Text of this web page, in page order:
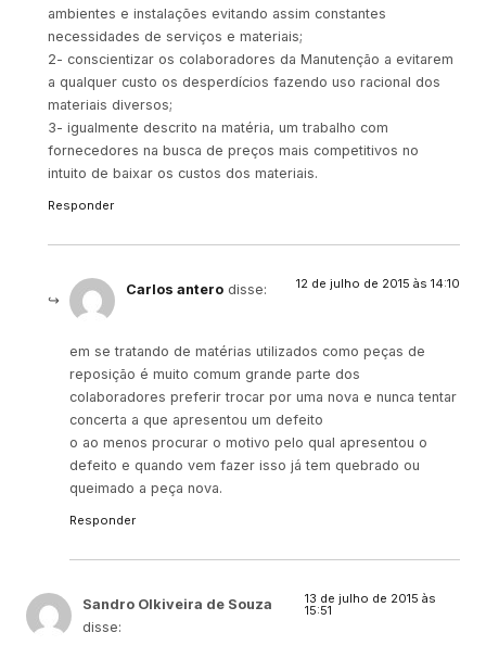
ambientes e instalações evitando assim constantes
necessidades de serviços e materiais;
2- conscientizar os colaboradores da Manutenção a evitarem
a qualquer custo os desperdícios fazendo uso racional dos
materiais diversos;
3- igualmente descrito na matéria, um trabalho com
fornecedores na busca de preços mais competitivos no
intuito de baixar os custos dos materiais.
Responder
Carlos antero disse: 12 de julho de 2015 às 14:10
em se tratando de matérias utilizados como peças de
reposição é muito comum grande parte dos
colaboradores preferir trocar por uma nova e nunca tentar
concerta a que apresentou um defeito
o ao menos procurar o motivo pelo qual apresentou o
defeito e quando vem fazer isso já tem quebrado ou
queimado a peça nova.
Responder
Sandro Olkiveira de Souza
disse:
13 de julho de 2015 às
15:51